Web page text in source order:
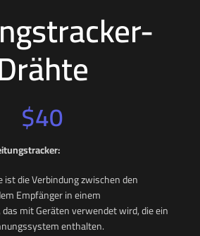
$40
die Verbindung zwischen den
Empfänger in einem
mit Geräten verwendet wird, die ein
enthalten.